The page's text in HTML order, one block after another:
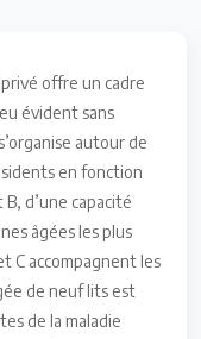
offre un cadre
évident sans
autour de
en fonction
d’une capacité
âgées les plus
C accompagnent les
de neuf lits est
de la maladie